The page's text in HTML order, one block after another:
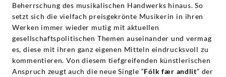
Beherrschung des musikalischen Handwerks hinaus. So
setzt sich die vielfach preisgekrönte Musikerin in ihren
Werken immer wieder mutig mit aktuellen
gesellschaftspolitischen Themen auseinander und vermag
es, diese mit ihren ganz eigenen Mitteln eindrucksvoll zu
kommentieren. Von diesem tiefgreifenden künstlerischen
Anspruch zeugt auch die neue Single “Fólk fær andlit” der